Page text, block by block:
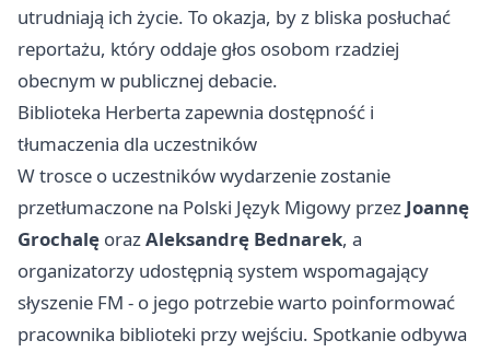
utrudniają ich życie. To okazja, by z bliska posłuchać
reportażu, który oddaje głos osobom rzadziej
obecnym w publicznej debacie.
Biblioteka Herberta zapewnia dostępność i
tłumaczenia dla uczestników
W trosce o uczestników wydarzenie zostanie
przetłumaczone na Polski Język Migowy przez Joannę
Grochalę orazAleksandrę Bednarek, a
organizatorzy udostępnią system wspomagający
słyszenie FM - o jego potrzebie warto poinformować
pracownika biblioteki przy wejściu. Spotkanie odbywa